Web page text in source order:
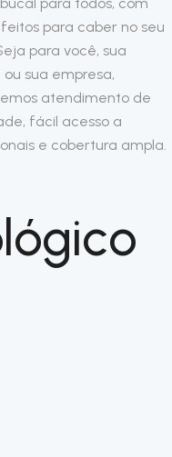
para caber no seu
para você, sua
sua empresa,
atendimento de
fácil acesso a
e cobertura ampla.